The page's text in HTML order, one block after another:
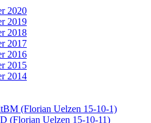
2020
2019
2018
2017
2016
2015
2014
(Florian Uelzen 15-10-1)
(Florian Uelzen 15-10-11)